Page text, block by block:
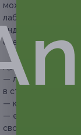
можно сдать
лабораторных
эндокринолога,
специалистов,
Прочие условия:
— лабораторные
в стоимость купона;
— купон
— если участник
своего визита за